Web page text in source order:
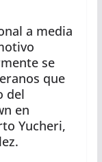
a media
se
que
del
en
Yucheri,